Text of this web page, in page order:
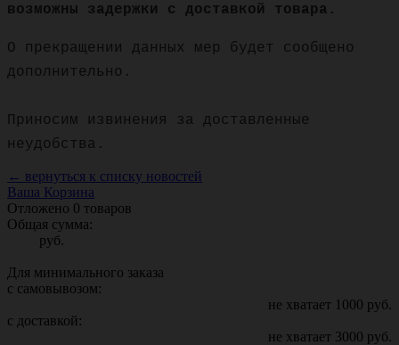
возможны задержки с доставкой товара.
О прекращении данных мер будет сообщено
дополнительно.
Приносим извинения за доставленные
неудобства.
← вернуться к списку новостей
Ваша Корзина
Отложено 0 товаров
Общая сумма:
руб.
Для минимального заказа
с самовывозом:
не хватает 1000 руб.
с доставкой:
не хватает 3000 руб.